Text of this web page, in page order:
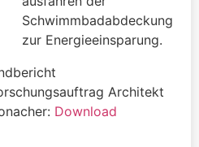
Schwimmbadabdeckung
zur Energieeinsparung.
Architekt
Download